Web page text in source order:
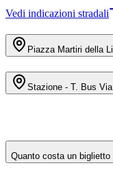
Vedi indicazioni stradali
Piazza Martiri della
Stazione - T. Bus
Quanto costa un